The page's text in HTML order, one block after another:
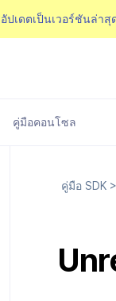
ปเดตเป็นเวอร์ชันล่าสุ
คู่มือคอนโซล
คู่มือ SDK >